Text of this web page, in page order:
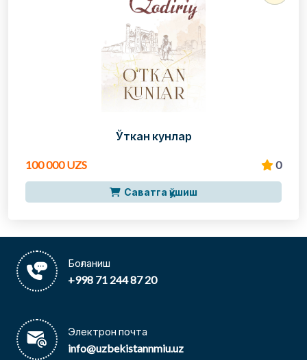
Ўткан кунлар
100 000 UZS 0
Саватга қўшиш
Боғланиш
+998 71 244 87 20
Электрон почта
info@uzbekistannmiu.uz